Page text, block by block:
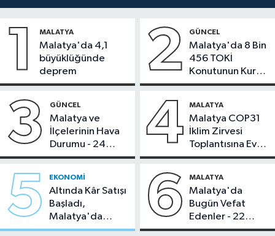
1 MALATYA
Malatya'da 4,1
büyüklüğünde
deprem
2 GÜNCEL
Malatya'da 8 Bin
456 TOKİ
Konutunun Kurası
Bugün Çekiliyor
3 GÜNCEL
Malatya ve
İlçelerinin Hava
Durumu - 24
Temmuz 2026
4 MALATYA
Malatya COP31
İklim Zirvesi
Toplantısına Ev
Sahipliği Yaptı
5 EKONOMI
Altında Kâr Satışı
Başladı,
Malatya'da
Makas Ne
6 MALATYA
Malatya'da
Bugün Vefat
Edenler - 22
Temmuz 2026